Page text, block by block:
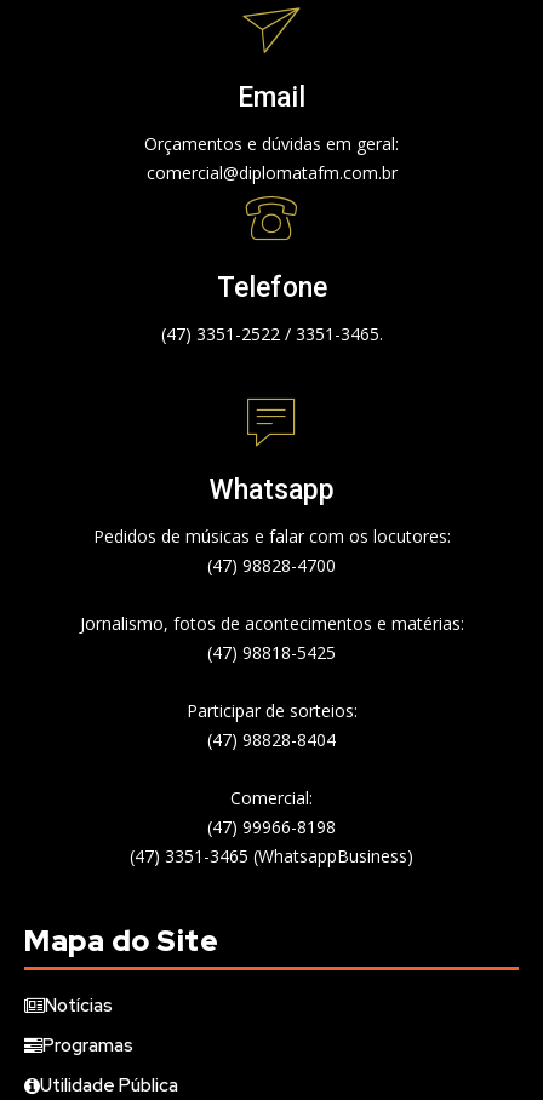
Email
Orçamentos e dúvidas em geral:
comercial@diplomatafm.com.br
Telefone
(47) 3351-2522 / 3351-3465.
Whatsapp
Pedidos de músicas e falar com os locutores:
(47) 98828-4700
Jornalismo, fotos de acontecimentos e matérias:
(47) 98818-5425
Participar de sorteios:
(47) 98828-8404
Comercial:
(47) 99966-8198
(47) 3351-3465 (WhatsappBusiness)
Mapa do Site
Notícias
Programas
Utilidade Pública